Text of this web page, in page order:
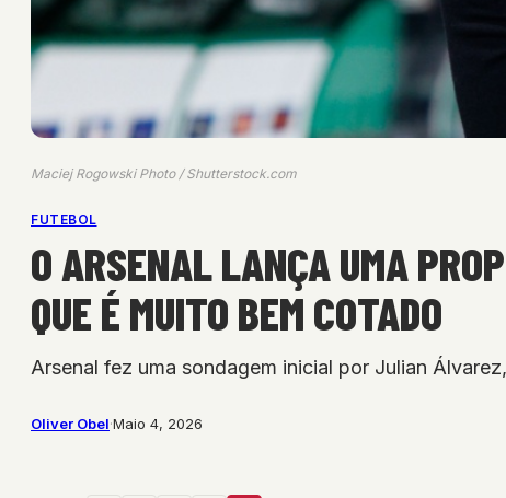
Maciej Rogowski Photo / Shutterstock.com
FUTEBOL
O ARSENAL LANÇA UMA
QUE É MUITO BEM COTADO
Arsenal fez uma sondagem inicial por Julian
Oliver Obel·Maio 4, 2026